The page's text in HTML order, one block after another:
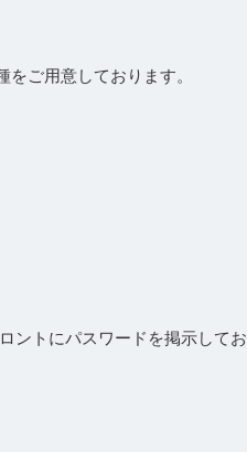
ご用意しております。
トにパスワードを掲示して